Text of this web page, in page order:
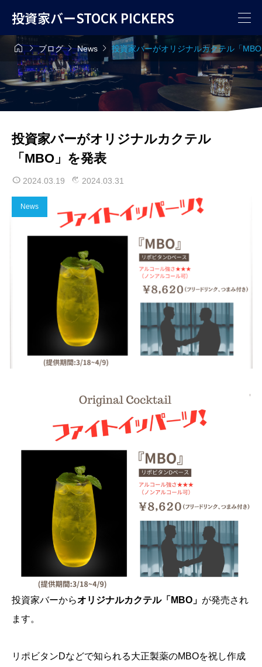
投資家バーSTOCK PICKERS
ブログNews  投資家バーがオリジナルカクテル「
投資家バーがオリジナルカクテル
「MBO」を発表
2024.03.19 2024.03.31
News
投資家バーからオリジナルカクテル「MBO」 が発売され
ます。
リポビタンDなどで知られる大正製薬のMBOを祝し作成